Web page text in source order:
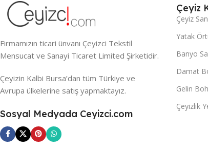
Firmamızın ticari ünvanı Çeyizci Tekstil
Mensucat ve Sanayi Ticaret Limited Şirketidir.
Çeyizin Kalbi Bursa’dan tüm Türkiye ve
Avrupa ülkelerine satış yapmaktayız.
Sosyal Medyada Ceyizci.com
Çeyiz
Çeyiz
Yatak
Banyo
Damat
Gelin
Çeyizlik